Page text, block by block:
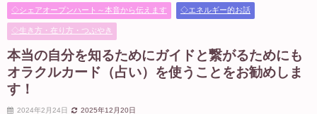
◇シェアオープンハート～本音から伝えます ◇エネルギー的お話
◇生き方・在り方・つぶやき
本当の自分を知るためにガイドと繋がるためにも
オラクルカード（占い）を使うことをお勧めしま
す！
2024年2月24日 2025年12月20日